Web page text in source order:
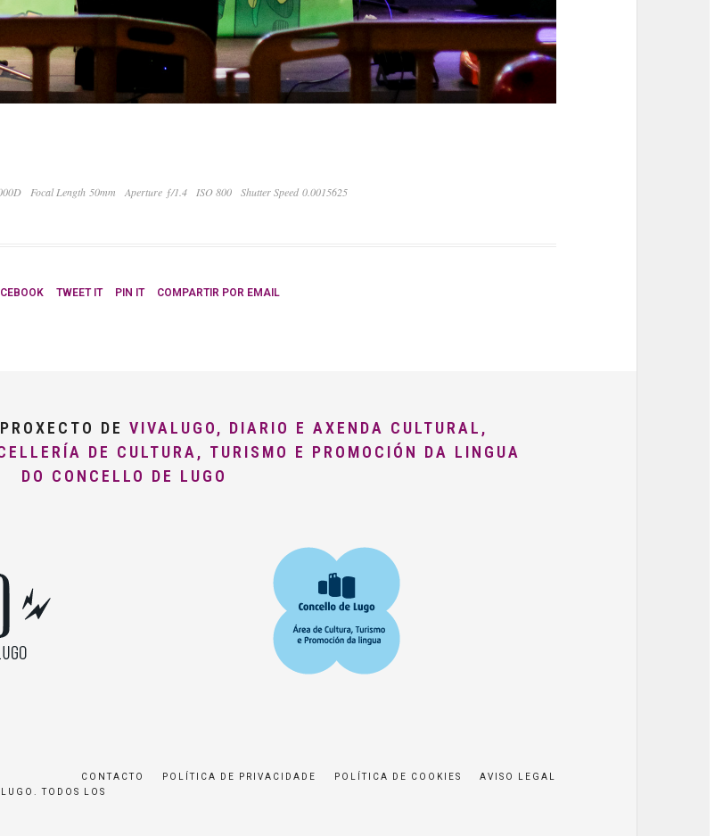
Focal Length 50mm Aperture ƒ/1.4 ISO 800 Shutter Speed 0.0015625
TWEET IT PIN IT COMPARTIR POR EMAIL
DE VIVALUGO, DIARIO E AXENDA CULTURAL,
DE CULTURA, TURISMO E PROMOCIÓN DA LINGUA
DO CONCELLO DE LUGO
CONTACTO POLÍTICA DE PRIVACIDADE POLÍTICA DE COOKIES
AVISO LEGAL
TODOS LOS